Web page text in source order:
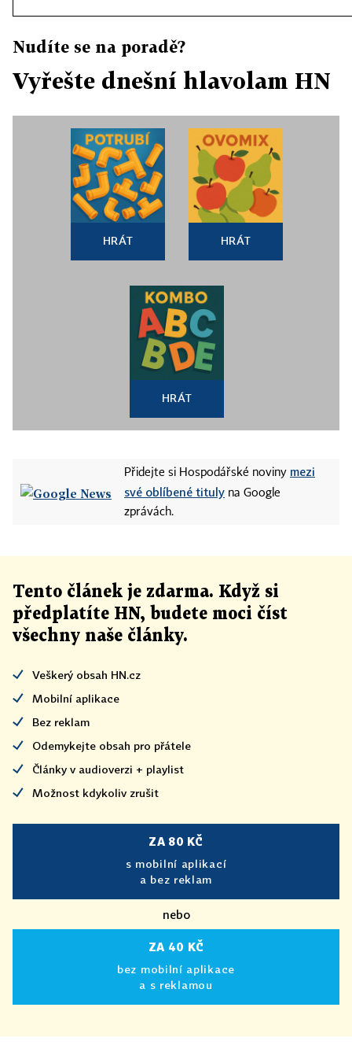
Nudíte se na poradě?
Vyřešte dnešní hlavolam HN
HRÁT HRÁT
HRÁT
Přidejte si Hospodářské noviny mezi
své oblíbené tituly na Google
zprávách.
Tento článek je zdarma. Když si
předplatíte HN, budete moci číst
všechny naše články.
Veškerý obsah HN.cz
Mobilní aplikace
Bez reklam
Odemykejte obsah pro přátele
Články v audioverzi + playlist
Možnost kdykoliv zrušit
ZA 80 KČ
s mobilní aplikací
a bez reklam
nebo
ZA 40 KČ
bez mobilní aplikace
a s reklamou